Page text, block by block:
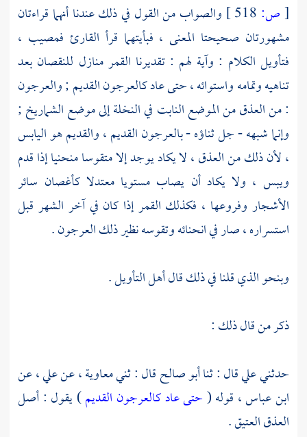
[ص:
والصواب من القول في ذلك عندنا أنهما قراءتان
مشهورتان صحيحتا المعنى ، فبأيتهما قرأ القارئ فمصيب ،
فتأويل الكلام : وآية لهم : تقديرنا القمر منازل للنقصان بعد
تناهيه وتمامه واستوائه ، حتى عاد كالعرجون القديم ; والعرجون
: من العذق من الموضع النابت في النخلة إلى موضع الشماريخ ;
وإنما شبهه - جل ثناؤه - بالعرجون القديم ، والقديم هو اليابس
، لأن ذلك من العذق ، لا يكاد يوجد إلا متقوسا منحنيا إذا قدم
ويبس ، ولا يكاد أن يصاب مستويا معتدلا كأغصان سائر
الأشجار وفروعها ، فكذلك القمر إذا كان في آخر الشهر قبل
استسراره ، صار في انحنائه وتقوسه نظير ذلك العرجون .
وبنحو الذي قلنا في ذلك قال أهل التأويل .
ذكر من قال ذلك :
حدثنيعليقال : ثناأبو صالحقال : ثنيمعاوية ،عنعلي ،عن
ابن عباس ، قوله (حتى عاد كالعرجون القديم) يقول : أصل
العذق العتيق .